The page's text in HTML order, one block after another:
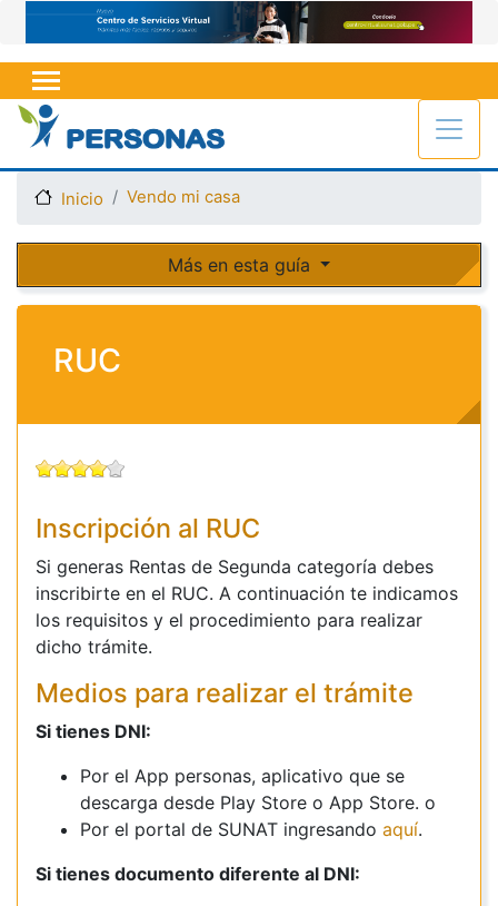
Pasar
al
contenido
principal
Inicio Vendo mi casa
RUC
Inscripción al RUC
Si generas Rentas de Segunda categoría debes
inscribirte en el RUC. A continuación te indicamos
los requisitos y el procedimiento para realizar
dicho trámite.
Medios para realizar el trámite
Si tienes DNI:
Por el App personas, aplicativo que se
descarga desde Play Store o App Store. o
Por el portal de SUNAT ingresando aquí.
Si tienes documento diferente al DNI:
Más en esta guía